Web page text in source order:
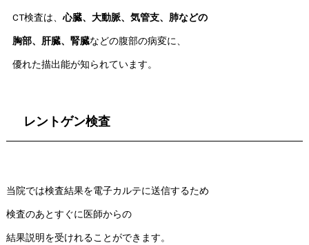
CT検査は、 心臓、大動脈、気管支、肺などの
胸部、肝臓、腎臓などの腹部の病変に、
優れた描出能が知られています。
レントゲン検査
当院では検査結果を電子カルテに送信するため
検査のあとすぐに医師からの
結果説明を受けれることができます。